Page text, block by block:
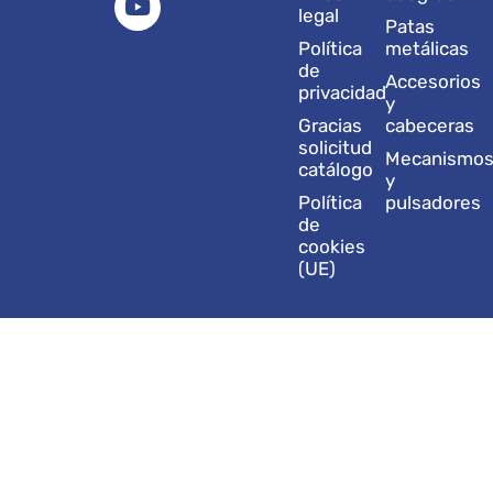
b
legal
Política
de
privacidad
Gracias
solicitud
catálogo
Política
de
cookies
(UE)
Patas
metálicas
Accesorios
y
cabeceras
y
pulsadores